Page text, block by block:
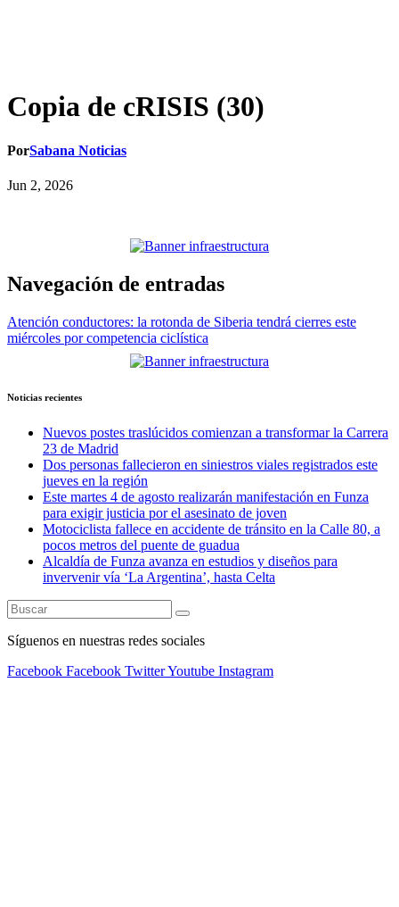
Copia de cRISIS (30)
PorSabana Noticias
Jun 2, 2026
Navegación de entradas
Atención conductores: la rotonda de Siberia tendrá cierres este
miércoles por competencia ciclística
Noticias recientes
Nuevos postes traslúcidos comienzan a transformar la Carrera
23 de Madrid
Dos personas fallecieron en siniestros viales registrados este
jueves en la región
Este martes 4 de agosto realizarán manifestación en Funza
para exigir justicia por el asesinato de joven
Motociclista fallece en accidente de tránsito en la Calle 80, a
pocos metros del puente de guadua
Alcaldía de Funza avanza en estudios y diseños para
invervenir vía ‘La Argentina’, hasta Celta
Síguenos en nuestras redes sociales
Facebook Facebook TwitterYoutube Instagram